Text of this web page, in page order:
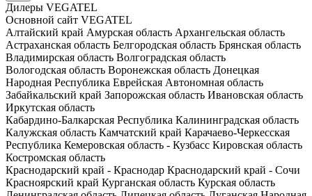
Дилеры VEGATEL
Основной сайт VEGATEL
Алтайский край Амурская область Архангельская область
Астраханская область Белгородская область Брянская область
Владимирская область Волгоградская область
Вологодская область Воронежская область Донецкая
Народная Республика Еврейская Автономная область
Забайкальский край Запорожская область Ивановская область
Иркутская область
Кабардино-Балкарская Республика Калининградская область
Калужская область Камчатский край Карачаево-Черкесская
Республика Кемеровская область - Кузбасс Кировская область
Костромская область
Краснодарский край - Краснодар Краснодарский край - Сочи
Красноярский край Курганская область Курская область